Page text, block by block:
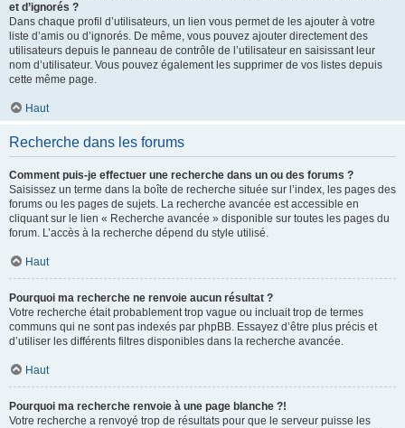
et d’ignorés ?
Dans chaque profil d’utilisateurs, un lien vous permet de les ajouter à votre
liste d’amis ou d’ignorés. De même, vous pouvez ajouter directement des
utilisateurs depuis le panneau de contrôle de l’utilisateur en saisissant leur
nom d’utilisateur. Vous pouvez également les supprimer de vos listes depuis
cette même page.
Haut
Recherche dans les forums
Comment puis-je effectuer une recherche dans un ou des forums ?
Saisissez un terme dans la boîte de recherche située sur l’index, les pages des
forums ou les pages de sujets. La recherche avancée est accessible en
cliquant sur le lien « Recherche avancée » disponible sur toutes les pages du
forum. L’accès à la recherche dépend du style utilisé.
Haut
Pourquoi ma recherche ne renvoie aucun résultat ?
Votre recherche était probablement trop vague ou incluait trop de termes
communs qui ne sont pas indexés par phpBB. Essayez d’être plus précis et
d’utiliser les différents filtres disponibles dans la recherche avancée.
Haut
Pourquoi ma recherche renvoie à une page blanche ?!
Votre recherche a renvoyé trop de résultats pour que le serveur puisse les